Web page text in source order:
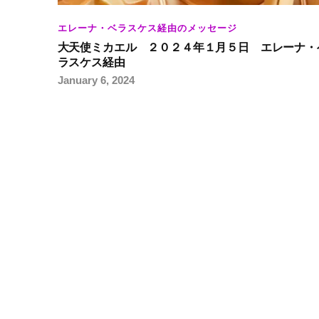
エレーナ・ベラスケス経由のメッセージ
大天使ミカエル ２０２４年１月５日 エレーナ・
ラスケス経由
January 6, 2024